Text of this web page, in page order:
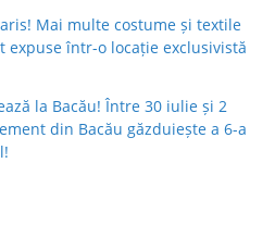
Mai multe costume și textile
într-o locație exclusivistă
la Bacău! Între 30 iulie și 2
din Bacău găzduiește a 6-a